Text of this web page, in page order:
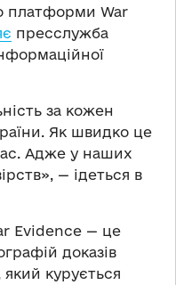
платформи War
пресслужба
за кожен
Як швидко це
Адже у наших
— ідеться в
Evidence — це
доказів
який курується